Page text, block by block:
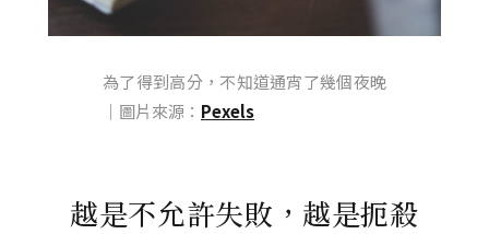
為了得到高分，不知道通宵了幾個夜晚
｜圖片來源： Pexels
越是不允許失敗，越是扼殺